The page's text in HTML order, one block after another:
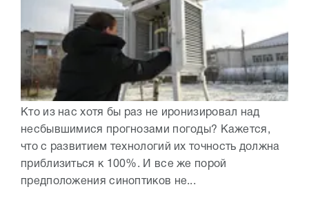
Кто из нас хотя бы раз не иронизировал над
несбывшимися прогнозами погоды? Кажется,
что с развитием технологий их точность должна
приблизиться к 100%. И все же порой
предположения синоптиков не...